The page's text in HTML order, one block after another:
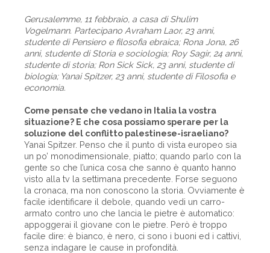
Gerusalemme, 11 febbraio, a casa di Shulim
Vogelmann. Partecipano Avraham Laor, 23 anni,
studente di Pensiero e filosofia ebraica; Rona Jona, 26
anni, studente di Storia e sociologia; Roy Sagir, 24 anni,
studente di storia; Ron Sick Sick, 23 anni, studente di
biologia; Yanai Spitzer, 23 anni, studente di Filosofia e
economia.
Come pensate che vedano in Italia la vostra
situazione? E che cosa possiamo sperare per la
soluzione del conflitto palestinese-israeliano?
Yanai Spitzer. Penso che il punto di vista europeo sia
un po’ monodimensionale, piatto; quando parlo con la
gente so che l’unica cosa che sanno è quanto hanno
visto alla tv la settimana precedente. Forse seguono
la cronaca, ma non conoscono la storia. Ovviamente è
facile identificare il debole, quando vedi un carro-
armato contro uno che lancia le pietre è automatico:
appoggerai il giovane con le pietre. Però è troppo
facile dire: è bianco, è nero, ci sono i buoni ed i cattivi,
senza indagare le cause in profondità.